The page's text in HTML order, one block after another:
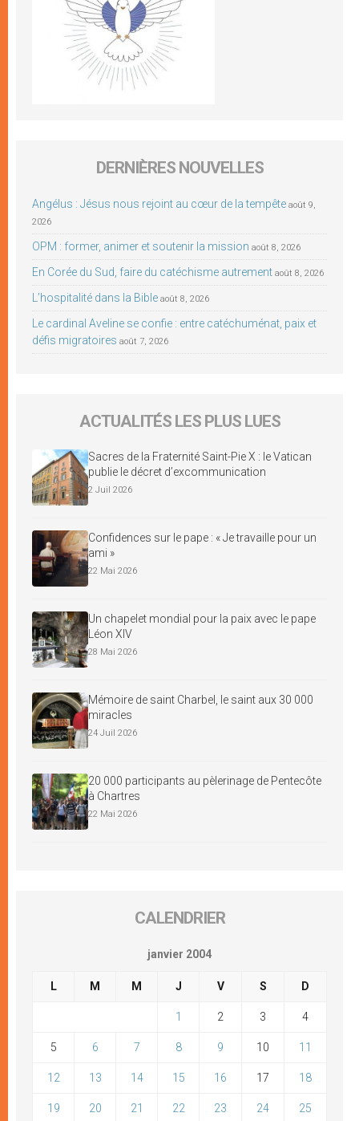
DERNIÈRES NOUVELLES
Angélus : Jésus nous rejoint au cœur de la tempête août 9,
2026
OPM : former, animer et soutenir la mission août 8, 2026
En Corée du Sud, faire du catéchisme autrement août 8, 2026
L’hospitalité dans la Bible août 8, 2026
Le cardinal Aveline se confie : entre catéchuménat, paix et
défis migratoires août 7, 2026
ACTUALITÉS LES PLUS LUES
Sacres de la Fraternité Saint-Pie X : le Vatican
publie le décret d’excommunication
2 Juil 2026
Confidences sur le pape : « Je travaille pour un
ami »
22 Mai 2026
Un chapelet mondial pour la paix avec le pape
Léon XIV
28 Mai 2026
Mémoire de saint Charbel, le saint aux 30 000
miracles
24 Juil 2026
20 000 participants au pèlerinage de Pentecôte
à Chartres
22 Mai 2026
CALENDRIER
janvier 2004
L M M J V S D
1 2 3 4
5 6 7 8 9 10 11
12 13 14 15 16 17 18
19 20 21 22 23 24 25